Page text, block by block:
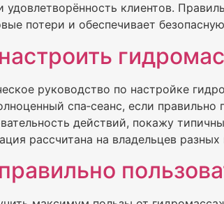
удовлетворённость клиентов.
потери и обеспечивает
руководство по настройке
спа‑сеанс, если
действий, покажу
рассчитана на владельцев